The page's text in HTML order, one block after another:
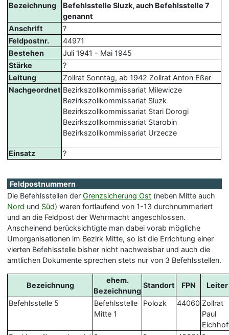
Bezeichnung
Befehlsstelle Sluzk, auch Befehlsstelle 7
genannt
Anschrift
?
Feldpostnr.
44971
Bestehen
Juli 1941 - Mai 1945
Stärke
?
Leitung
Zollrat Sonntag, ab 1942 Zollrat Anton Eßer
Nachgeordnet Bezirkszollkommissariat Milewicze
Bezirkszollkommissariat Sluzk
Bezirkszollkommissariat Stari Dorogi
Bezirkszollkommissariat Starobin
Bezirkszollkommissariat Urzecze
Einsatz ?
Feldpostnummern
Die Befehlsstellen derGrenzsicherung Ost (neben Mitte auch
Nord und Süd) waren fortlaufend von 1-13 durchnummeriert
und an die Feldpost der Wehrmacht angeschlossen.
Anscheinend berücksichtigte man dabei vorab mögliche
Umorganisationen im Bezirk Mitte, so ist die Errichtung einer
vierten Befehlsstelle bisher nicht nachweisbar und auch die
amtlichen Dokumente sprechen stets nur von 3 Befehlsstellen.
Bezeichnung
ehem.
Bezeichnung
Standort FPN Leiter
Befehlsstelle 5
Befehlsstelle
Mitte 1
Polozk 44060 Zollrat
Paul